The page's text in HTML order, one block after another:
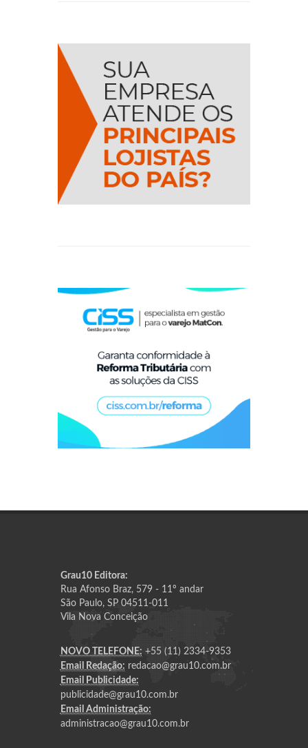
Grau10 Editora:
Rua Afonso Braz, 579 - 11º andar
São Paulo, SP 04511-011
Vila Nova Conceição
NOVO TELEFONE: +55 (11) 2334-9353
Email Redação: redacao@grau10.com.br
Email Publicidade:
publicidade@grau10.com.br
Email Administração:
administracao@grau10.com.br